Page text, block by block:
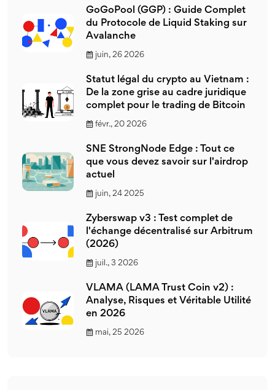
GoGoPool (GGP) : Guide Complet
du Protocole de Liquid Staking sur
Avalanche
juin, 26 2026
Statut légal du crypto au Vietnam :
De la zone grise au cadre juridique
complet pour le trading de Bitcoin
févr., 20 2026
SNE StrongNode Edge : Tout ce
que vous devez savoir sur l'airdrop
actuel
juin, 24 2025
Zyberswap v3 : Test complet de
l'échange décentralisé sur Arbitrum
(2026)
juil., 3 2026
VLAMA (LAMA Trust Coin v2) :
Analyse, Risques et Véritable Utilité
en 2026
mai, 25 2026